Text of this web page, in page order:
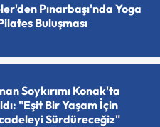
Pınarbaşı'nda Yoga
Buluşması
Soykırımı Konak'ta
"Eşit Bir Yaşam İçin
Sürdüreceğiz"